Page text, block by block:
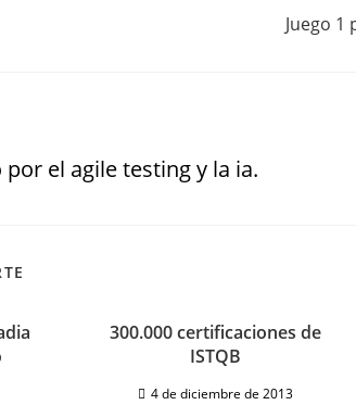
Juego
el agile testing y la ia.
300.000 certificaciones de
ISTQB
4 de diciembre de 2013